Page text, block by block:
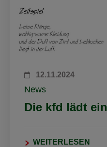
12.11.2024
News
Die kfd lädt ein
WEITERLESEN